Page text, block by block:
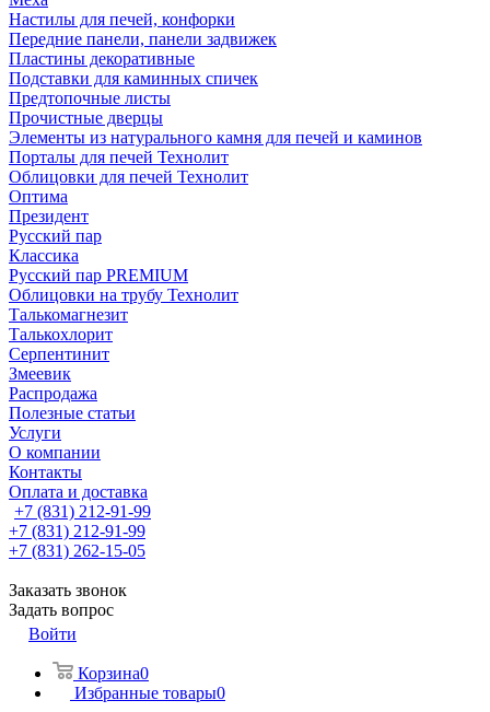
Настилы для печей, конфорки
Передние панели, панели задвижек
Пластины декоративные
Подставки для каминных спичек
Предтопочные листы
Прочистные дверцы
Элементы из натурального камня для печей и каминов
Порталы для печей Технолит
Облицовки для печей Технолит
Оптима
Президент
Русский пар
Классика
Русский пар PREMIUM
Облицовки на трубу Технолит
Талькомагнезит
Талькохлорит
Серпентинит
Змеевик
Распродажа
Полезные статьи
Услуги
О компании
Контакты
Оплата и доставка
+7 (831) 212-91-99
+7 (831) 212-91-99
+7 (831) 262-15-05
Заказать звонок
Задать вопрос
Войти
Корзина0
Избранные товары0